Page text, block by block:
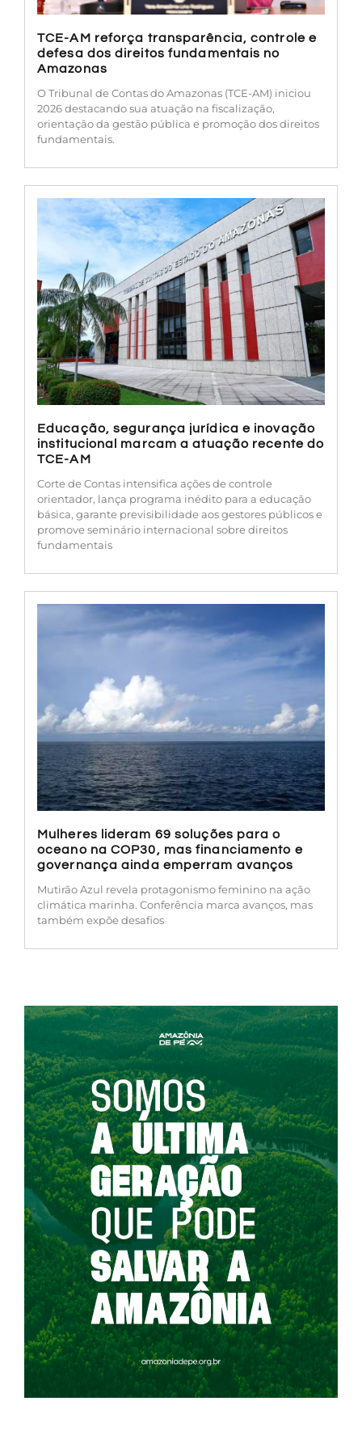
TCE-AM reforça transparência, controle e
defesa dos direitos fundamentais no
Amazonas
O Tribunal de Contas do Amazonas (TCE-AM) iniciou
2026 destacando sua atuação na fiscalização,
orientação da gestão pública e promoção dos direitos
fundamentais.
Educação, segurança jurídica e inovação
institucional marcam a atuação recente do
TCE-AM
Corte de Contas intensifica ações de controle
orientador, lança programa inédito para a educação
básica, garante previsibilidade aos gestores públicos e
promove seminário internacional sobre direitos
fundamentais
Mulheres lideram 69 soluções para o
oceano na COP30, mas financiamento e
governança ainda emperram avanços
Mutirão Azul revela protagonismo feminino na ação
climática marinha. Conferência marca avanços, mas
também expõe desafios